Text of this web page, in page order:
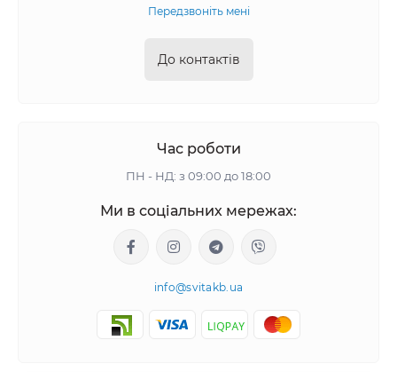
Передзвоніть мені
До контактів
Час роботи
ПН - НД: з 09:00 до 18:00
Ми в соціальних мережах:
info@svitakb.ua